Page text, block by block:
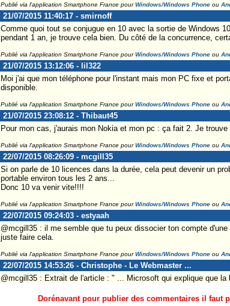
Publié via l'application Smartphone France pourWindows/Windows Phoneou
21/07/2015 11:40:17 - smirnoff
Comme quoi tout se conjugue en 10 avec la sortie de Windows
pendant 1 an, je trouve cela bien. Du côté de la concurrence,
Publié via l'application Smartphone France pourWindows/Windows Phoneou
21/07/2015 13:12:06 - lil322
Moi j'ai que mon téléphone pour l'instant mais mon PC fixe et
disponible.
Publié via l'application Smartphone France pourWindows/Windows Phoneou
21/07/2015 23:08:12 - Thibaut45
Pour mon cas, j'aurais mon Nokia et mon pc : ça fait 2. Je trouve
Publié via l'application Smartphone France pourWindows/Windows Phoneou
22/07/2015 08:26:09 - mcgill35
Si on parle de 10 licences dans la durée, cela peut devenir un
portable environ tous les 2 ans...
Donc 10 va venir vite!!!!
Publié via l'application Smartphone France pourWindows/Windows Phoneou
22/07/2015 09:24:03 - estyaah
@mcgill35 : il me semble que tu peux dissocier ton compte
juste faire cela.
Publié via l'application Smartphone France pourWindows/Windows Phoneou
22/07/2015 14:53:26 - Christophe - Le Webmaster ...
@mcgill35 : Extrait de l'article : " ... Microsoft qui explique que
Dorénavant pour publier des commentaires il faut